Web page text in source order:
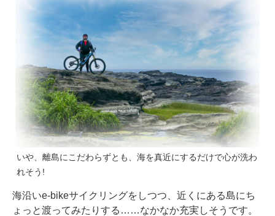
いや、離島にこだわらずとも、海を真近にするだけで心が洗わ
れそう!
海沿いe-bikeサイクリングをしつつ、近くにある島にち
ょっと渡ってみたりする……なかなか充実しそうです。